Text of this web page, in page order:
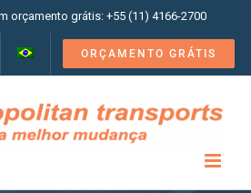
orçamento grátis: +55 (11) 4166-2700
ORÇAMENTO GRÁTIS